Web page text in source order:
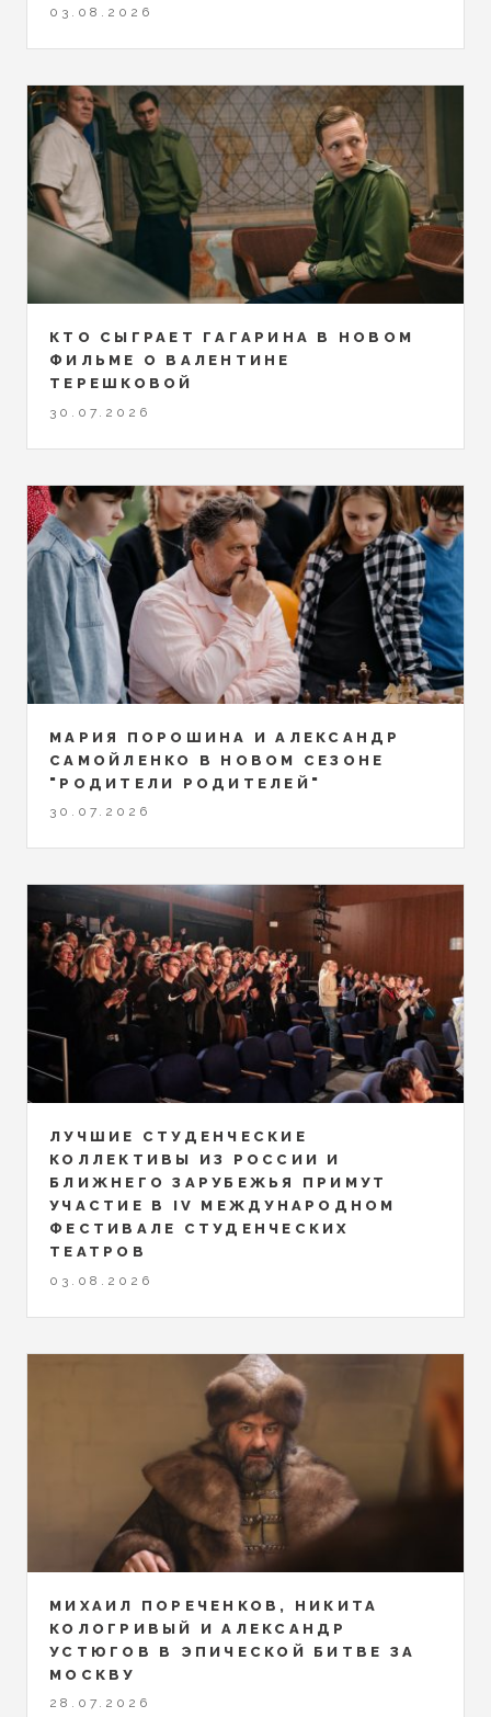
03.08.2026
КТО СЫГРАЕТ ГАГАРИНА В НОВОМ
ФИЛЬМЕ О ВАЛЕНТИНЕ
ТЕРЕШКОВОЙ
30.07.2026
МАРИЯ ПОРОШИНА И АЛЕКСАНДР
САМОЙЛЕНКО В НОВОМ СЕЗОНЕ
"РОДИТЕЛИ РОДИТЕЛЕЙ"
30.07.2026
ЛУЧШИЕ СТУДЕНЧЕСКИЕ
КОЛЛЕКТИВЫ ИЗ РОССИИ И
БЛИЖНЕГО ЗАРУБЕЖЬЯ ПРИМУТ
УЧАСТИЕ В IV МЕЖДУНАРОДНОМ
ФЕСТИВАЛЕ СТУДЕНЧЕСКИХ
ТЕАТРОВ
03.08.2026
МИХАИЛ ПОРЕЧЕНКОВ, НИКИТА
КОЛОГРИВЫЙ И АЛЕКСАНДР
УСТЮГОВ В ЭПИЧЕСКОЙ БИТВЕ ЗА
МОСКВУ
28.07.2026